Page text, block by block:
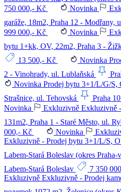
750 000,- Kč
Novinka
garáže, 18m2, Praha 12 - Modřany,
999 000,- Kč
Novinka
bytu 1+kk, OV, 22m2, Praha 3 -
13 500,- Kč
Novinka
2 - Vinohrady, ul. Lublaňská
Novinka Prodej bytu 3+1/L/G/S,
Strašnice, ul. Tehovská
Praha 10
Novinka
Exkluzivně Exkluzivně
131m2, Praha 1 - Staré Město, ul.
000,- Kč
Novinka
Exkluzivně - Prodej bytu 3+1/L/S,
Labem-Stará Boleslav (okres Praha-
Labem-Stará Boleslav
7 350
Exkluzivně Exkluzivně - Prodej